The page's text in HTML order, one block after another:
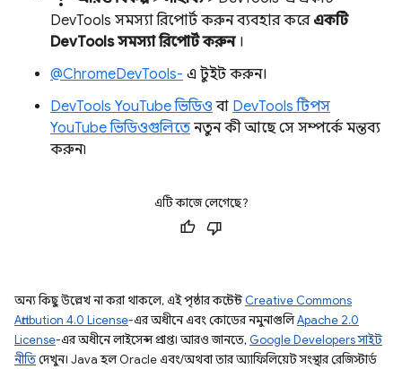
DevTools সমস্যা রিপোর্ট করুন ব্যবহার করে একটি
DevTools সমস্যা রিপোর্ট করুন।
@ChromeDevTools- এ টুইট করুন।
DevTools YouTube ভিডিও বা DevTools টিপস
YouTube ভিডিওগুলিতে নতুন কী আছে সে সম্পর্কে মন্তব্য
করুন৷
এটি কাজে লেগেছে?
অন্য কিছু উল্লেখ না করা থাকলে, এই পৃষ্ঠার কন্টেন্ট Creative Commons
Attribution 4.0 License-এর অধীনে এবং কোডের নমুনাগুলিApache 2.0
License-এর অধীনে লাইসেন্স প্রাপ্ত। আরও জানতে, Google Developers সাইট
নীতিদেখুন। Java হল Oracle এবং/অথবা তার অ্যাফিলিয়েট সংস্থার রেজিস্টার্ড